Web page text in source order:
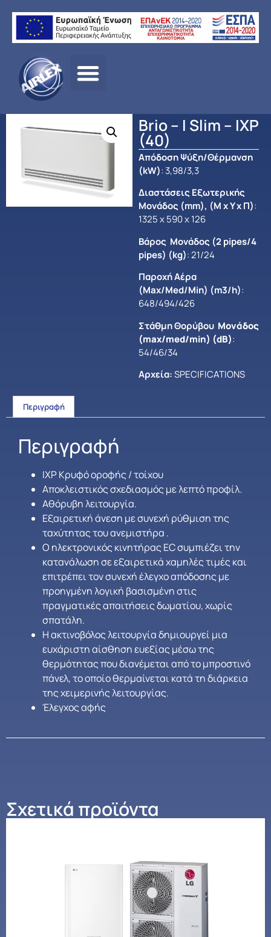
Αρχική σελίδα/ΠΡΟΪΟΝΤΑ
HEAT PUMPS
Brio – I Slim – IXP
(40)
Απόδοση Ψύξη/Θέρμανση
(kW): 3,98/3,3
Διαστάσεις Εξωτερικής
Μονάδος (mm), (Μ x Y x Π):
1325 x 590 x 126
Βάρος Μονάδος (2 pipes/4
pipes) (kg): 21/24
Παροχή Αέρα
(Max/Med/Min) (m3/h):
648/494/426
Στάθμη Θορύβου Μονάδος
(max/med/min) (dB):
54/46/34
Αρχεία:SPECIFICATIONS
Περιγραφή
Περιγραφή
IXP Κρυφό οροφής / τοίχου
Αποκλειστικός σχεδιασμός με λεπτό προφίλ.
Αθόρυβη λειτουργία.
Εξαιρετική άνεση με συνεχή ρύθμιση της
ταχύτητας του ανεμιστήρα .
Ο ηλεκτρονικός κινητήρας EC συμπιέζει την
κατανάλωση σε εξαιρετικά χαμηλές τιμές και
επιτρέπει τον συνεχή έλεγχο απόδοσης με
προηγμένη λογική βασισμένη στις
πραγματικές απαιτήσεις δωματίου, χωρίς
σπατάλη.
Η ακτινοβόλος λειτουργία δημιουργεί μια
ευχάριστη αίσθηση ευεξίας μέσω της
θερμότητας που διανέμεται από το μπροστινό
πάνελ, το οποίο θερμαίνεται κατά τη διάρκεια
της χειμερινής λειτουργίας.
Έλεγχος αφής
Σχετικά προϊόντα